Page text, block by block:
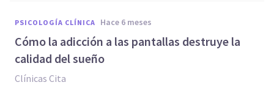
PSICOLOGÍA CLÍNICA hace 6 meses
Cómo la adicción a las pantallas destruye la
calidad del sueño
Clínicas Cita